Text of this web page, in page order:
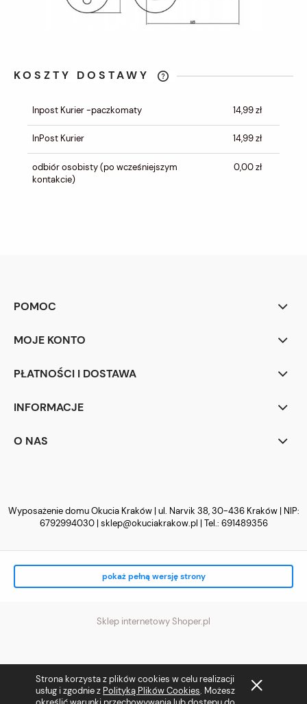
Strona korzysta z plików cookies w celu realizacji
usług i zgodnie z Polityką Plików Cookies. Możesz
KOSZTY DOSTAWY
Inpost Kurier -paczkomaty 14,99 zł
InPost Kurier 14,99 zł
odbiór osobisty(po wcześniejszym
kontakcie)
0,00 zł
POMOC
MOJE KONTO
PŁATNOŚCI I DOSTAWA
INFORMACJE
O NAS
Wyposażenie domu Okucia Kraków | ul. Narvik 38, 30-436 Kraków | NIP:
6792994030 | sklep@okuciakrakow.pl | Tel.: 691489356
pokaż pełną wersję strony
Sklep internetowy Shoper.pl